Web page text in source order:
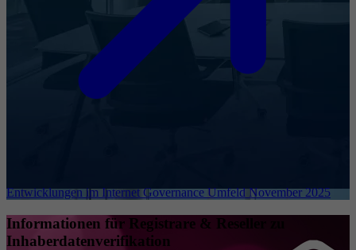
Entwicklungen im Internet Governance Umfeld November 2025
Informationen für Registrare & Reseller zu
Inhaberdatenverifikation